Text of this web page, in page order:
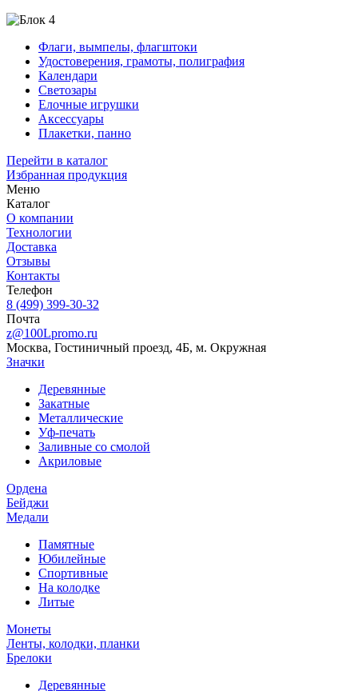
Флаги, вымпелы, флагштоки
Удостоверения, грамоты, полиграфия
Календари
Светозары
Елочные игрушки
Аксессуары
Плакетки, панно
Перейти в каталог
Избранная продукция
Меню
Каталог
О компании
Технологии
Доставка
Отзывы
Контакты
Телефон
8 (499) 399-30-32
Почта
z@100Lpromo.ru
Москва, Гостиничный проезд, 4Б, м. Окружная
Значки
Деревянные
Закатные
Металлические
Уф-печать
Заливные со смолой
Акриловые
Ордена
Бейджи
Медали
Памятные
Юбилейные
Спортивные
На колодке
Литые
Монеты
Ленты, колодки, планки
Брелоки
Деревянные